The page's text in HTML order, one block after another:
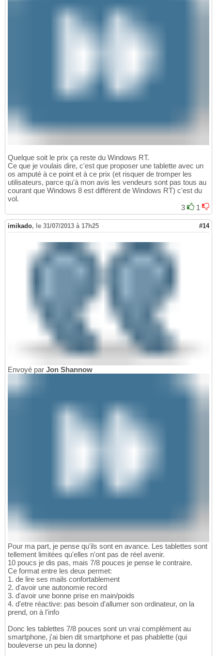
Quelque soit le prix ça reste du Windows RT.
Ce que je voulais dire, c'est que proposer une tablette avec un
os amputé à ce point et à ce prix (et risquer de tromper les
utilisateurs, parce qu'à mon avis les vendeurs sont pas tous au
courant que Windows 8 est différent de Windows RT) c'est du
vol.
3
1
imikado, le 31/07/2013 à 17h25 #14
Envoyé par Jon Shannow
Pour ma part, je pense qu'ils sont en avance. Les tablettes sont
tellement limitées qu'elles n'ont pas de réel avenir.
10 poucs je dis pas, mais 7/8 pouces je pense le contraire.
Ce format entre les deux permet:
1. de lire ses mails confortablement
2. d'avoir une autonomie record
3. d'avoir une bonne prise en main/poids
4. d'etre réactive: pas besoin d'allumer son ordinateur, on la
prend, on à l'info
Donc les tablettes 7/8 pouces sont un vrai complément au
smartphone, j'ai bien dit smartphone et pas phablette (qui
bouleverse un peu la donne)